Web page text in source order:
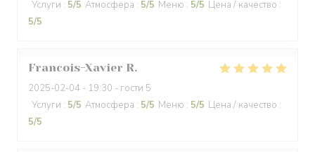
Услуги : 5/5 Атмосфера : 5/5 Меню : 5/5 Цена / качество :
5/5
Francois-Xavier R
2025-02-04 - 19:30 - гости 5
Услуги : 5/5 Атмосфера : 5/5 Меню : 5/5 Цена / качество :
5/5